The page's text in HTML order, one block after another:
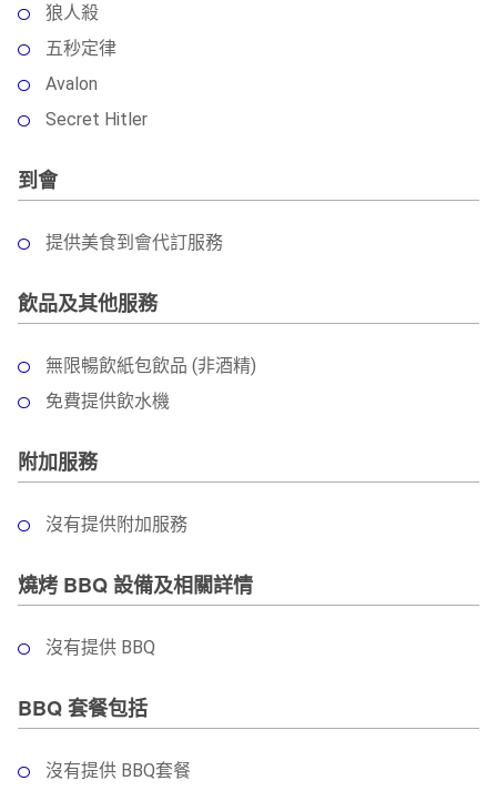
狼人殺
五秒定律
Avalon
Secret Hitler
到會
提供美食到會代訂服務
飲品及其他服務
無限暢飲紙包飲品 (非酒精)
免費提供飲水機
附加服務
沒有提供附加服務
燒烤 BBQ 設備及相關詳情
沒有提供 BBQ
BBQ 套餐包括
沒有提供 BBQ套餐